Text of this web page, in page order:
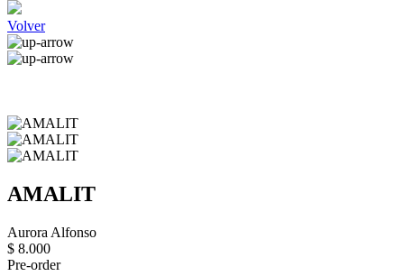
Volver
AMALIT
Aurora Alfonso
$ 8.000
Pre-order